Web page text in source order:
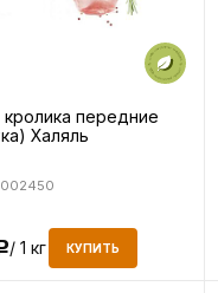
передние
Халяль
/ 1 кг КУПИТЬ